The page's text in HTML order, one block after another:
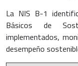
La NIS B-1
Básicos de
implementados,
desempeño